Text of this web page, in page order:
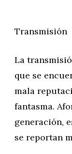
Transmisión
La
que se
mala
fantasma.
generación,
se reportan